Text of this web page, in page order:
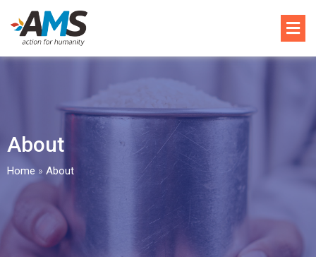
About
Home » About